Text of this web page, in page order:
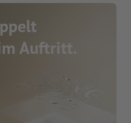
Auftritt.